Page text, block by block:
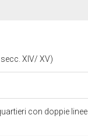
XIV/ XV)
con doppie linee